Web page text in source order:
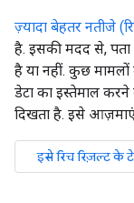
ज़्यादा बेहतर नतीजे
है. इसकी मदद से, पता
है या नहीं. कुछ मामलों
डेटा का इस्तेमाल
दिखता है. इसे